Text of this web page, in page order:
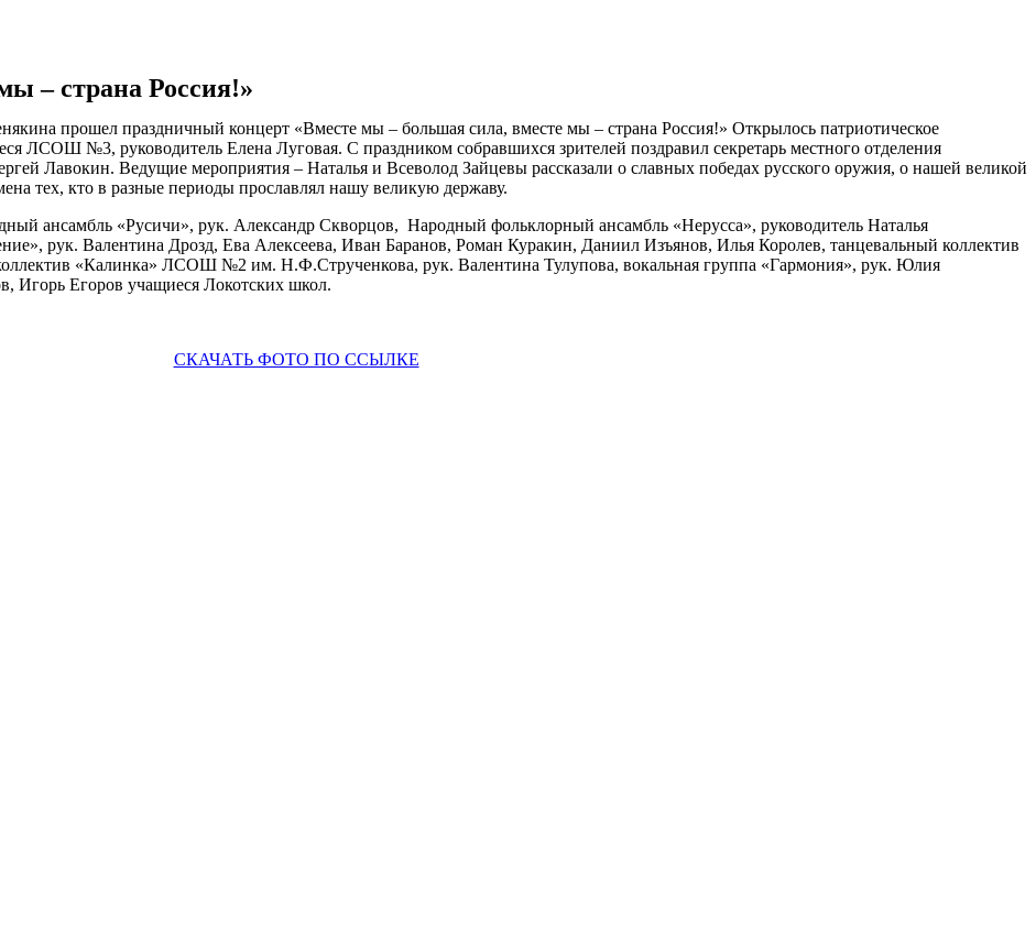
– страна Россия!»
прошел праздничный концерт «Вместе мы – большая сила, вместе мы – страна Россия!» Открылось патриотическое
ЛСОШ №3, руководитель Елена Луговая. С праздником собравшихся зрителей поздравил секретарь местного отделения
Лавокин. Ведущие мероприятия – Наталья и Всеволод Зайцевы рассказали о славных победах русского оружия, о нашей великой
тех, кто в разные периоды прославлял нашу великую державу.
ансамбль «Русичи», рук. Александр Скворцов, Народный фольклорный ансамбль «Нерусса», руководитель Наталья
рук. Валентина Дрозд, Ева Алексеева, Иван Баранов, Роман Куракин, Даниил Изъянов, Илья Королев, танцевальный коллектив
«Калинка» ЛСОШ №2 им. Н.Ф.Струченкова, рук. Валентина Тулупова, вокальная группа «Гармония», рук. Юлия
Игорь Егоров учащиеся Локотских школ.
СКАЧАТЬ ФОТО ПО ССЫЛКЕ